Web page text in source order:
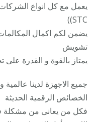
STC))
يضمن لكم اكمال
تشويش
يمتاز بالقوة و القدرة
جميع الاجهزة لدينا
الخصائص الرقمية الحديثة
فكل من يعانى من مشكلة